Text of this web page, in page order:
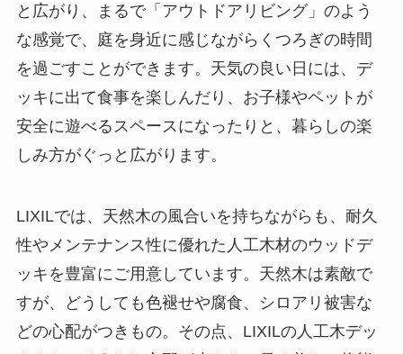
と広がり、まるで「アウトドアリビング」のよう
な感覚で、庭を身近に感じながらくつろぎの時間
を過ごすことができます。天気の良い日には、デ
ッキに出て食事を楽しんだり、お子様やペットが
安全に遊べるスペースになったりと、暮らしの楽
しみ方がぐっと広がります。
LIXILでは、天然木の風合いを持ちながらも、耐久
性やメンテナンス性に優れた人工木材のウッドデ
ッキを豊富にご用意しています。天然木は素敵で
すが、どうしても色褪せや腐食、シロアリ被害な
どの心配がつきもの。その点、LIXILの人工木デッ